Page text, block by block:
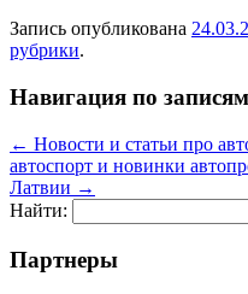
Запись опубликована
рубрики.
Навигация по записям
← Новости и статьи про
автоспорт и новинки
Латвии →
Найти:
Партнеры